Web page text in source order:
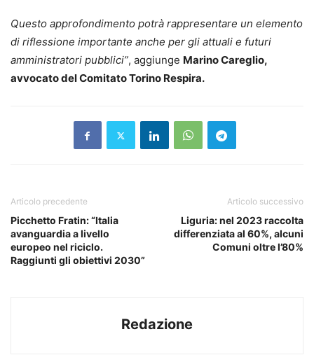
Questo approfondimento potrà rappresentare un elemento
di riflessione importante anche per gli attuali e futuri
amministratori pubblici”, aggiunge Marino Careglio,
avvocato del Comitato Torino Respira.
Articolo precedente
Picchetto Fratin: “Italia
avanguardia a livello
europeo nel riciclo.
Raggiunti gli obiettivi 2030”
Articolo successivo
Liguria: nel 2023 raccolta
differenziata al 60%, alcuni
Comuni oltre l’80%
Redazione